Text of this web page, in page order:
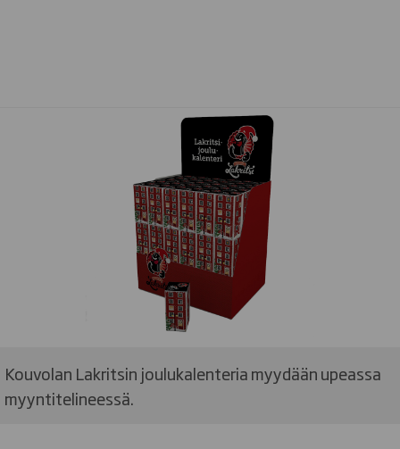
Kouvolan Lakritsin joulukalenteria myydään upeassa
myyntitelineessä.